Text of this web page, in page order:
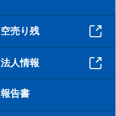
空売り残
法人情報
報告書